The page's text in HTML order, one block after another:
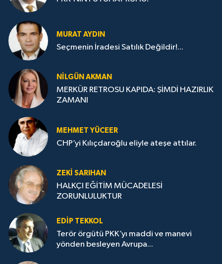
MURAT AYDIN
Seçmenin İradesi Satılık Değildir!...
NILGÜN AKMAN
MERKÜR RETROSU KAPIDA: ŞİMDİ HAZIRLIK
ZAMANI
MEHMET YÜCEER
CHP’yi Kılıçdaroğlu eliyle ateşe attılar.
ZEKI SARIHAN
HALKÇI EĞİTİM MÜCADELESİ
ZORUNLULUKTUR
EDIP TEKKOL
Terör örgütü PKK’yı maddi ve manevi
yönden besleyen Avrupa...